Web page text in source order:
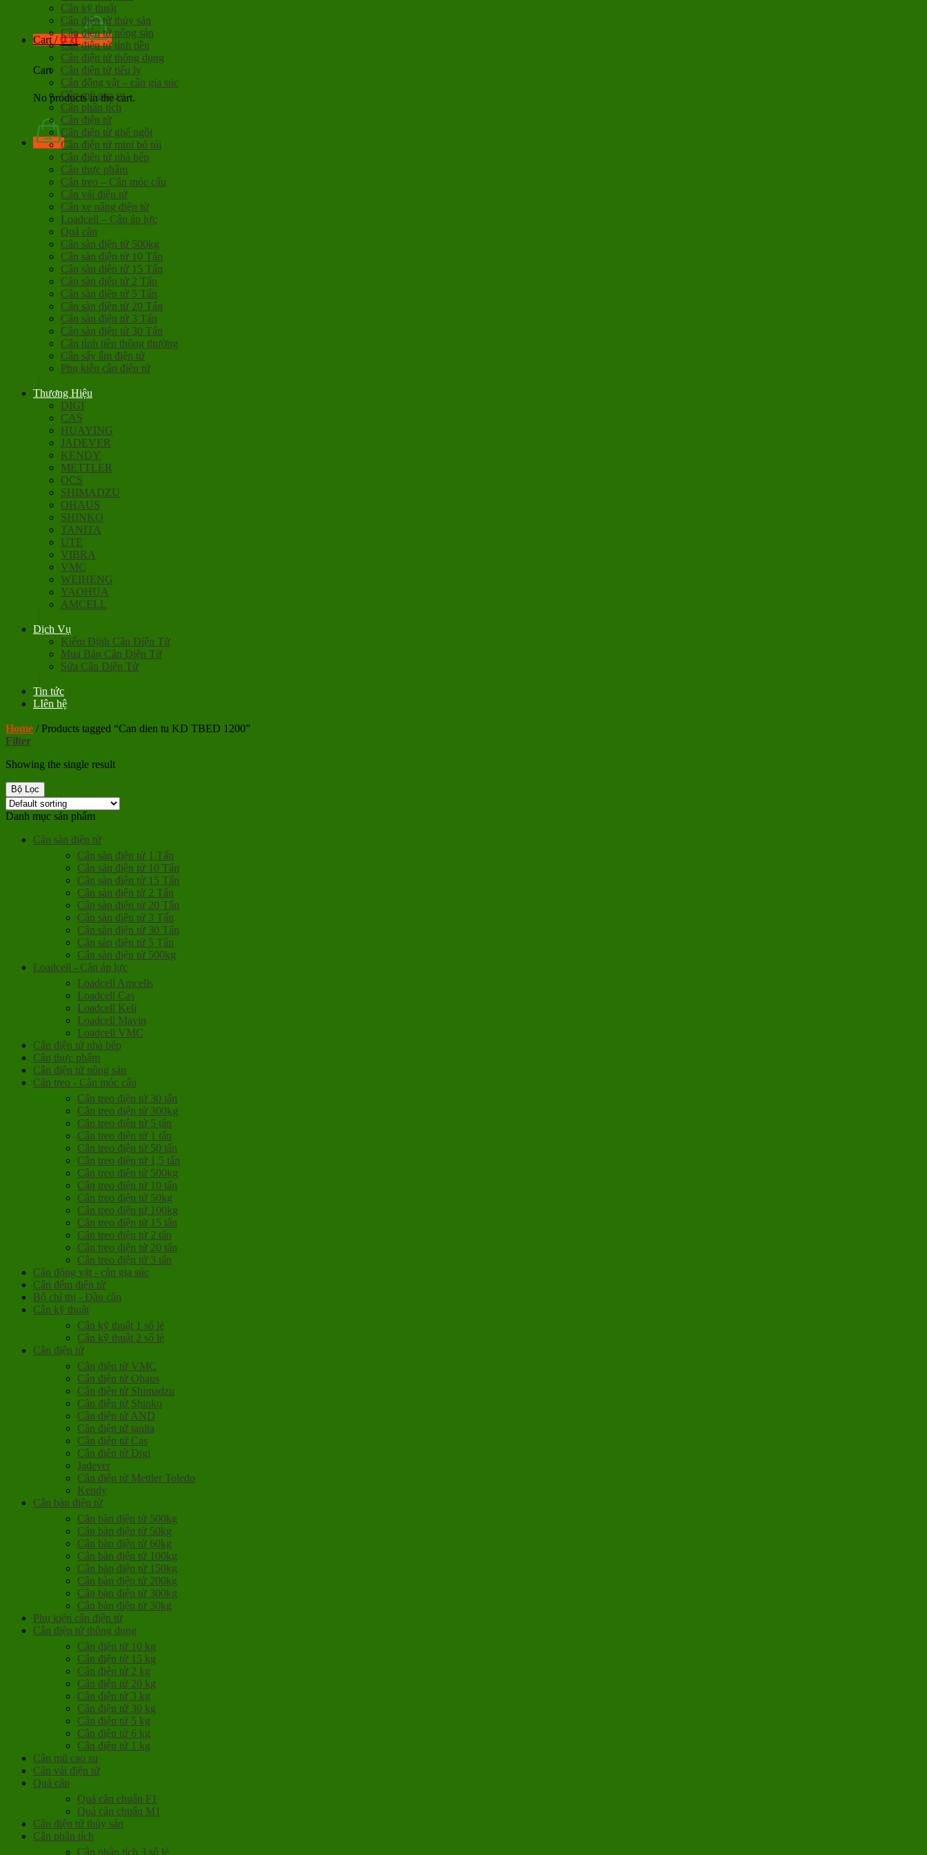
Cart /0đ
Cart
No products in the cart.
Cân kỹ thuật
Cân điện tử thủy sản
Cân điện tử nông sản
Cân điện tử tính tiền
Cân điện tử thông dụng
Cân điện tử tiểu ly
Cân động vật – cân gia súc
Cân mũ cao su
Cân phân tích
Cân điện tử
Cân điện tử ghế ngồi
Cân điện tử mini bỏ túi
Cân điện tử nhà bếp
Cân thực phẩm
Cân treo – Cân móc cẩu
Cân vải điện tử
Cân xe nâng điện tử
Loadcell – Cân áp lực
Quả cân
Cân sàn điện tử 500kg
Cân sàn điện tử 10 Tấn
Cân sàn điện tử 15 Tấn
Cân sàn điện tử 2 Tấn
Cân sàn điện tử 5 Tấn
Cân sàn điện tử 20 Tấn
Cân sàn điện tử 3 Tấn
Cân sàn điện tử 30 Tấn
Cân tính tiền thông thường
Cân sấy ẩm điện tử
Phụ kiện cân điện tử
Thương Hiệu
DIGI
CAS
HUAYING
JADEVER
KENDY
METTLER
OCS
SHIMADZU
OHAUS
SHINKO
TANITA
UTE
VIBRA
VMC
WEIHENG
YAOHUA
AMCELL
Dịch Vụ
Kiểm Định Cân Điện Tử
Mua Bán Cân Điện Tử
Sửa Cân Điện Tử
Tin tức
LIên hệ
Home /Products tagged “Can dien tu KD TBED 1200”
Filter
Showing the single result
Bộ Lọc
Danh mục sản phẩm
Cân sàn điện tử
Cân sàn điện tử 1 Tấn
Cân sàn điện tử 10 Tấn
Cân sàn điện tử 15 Tấn
Cân sàn điện tử 2 Tấn
Cân sàn điện tử 20 Tấn
Cân sàn điện tử 3 Tấn
Cân sàn điện tử 30 Tấn
Cân sàn điện tử 5 Tấn
Cân sàn điện tử 500kg
Loadcell - Cân áp lực
Loadcell Amcells
Loadcell Cas
Loadcell Keli
Loadcell Mavin
Loadcell VMC
Cân điện tử nhà bếp
Cân thực phẩm
Cân điện tử nông sản
Cân treo - Cân móc cẩu
Cân treo điện tử 30 tấn
Cân treo điện tử 300kg
Cân treo điện tử 5 tấn
Cân treo điện tử 1 tấn
Cân treo điện tử 50 tấn
Cân treo điện tử 1,5 tấn
Cân treo điện tử 500kg
Cân treo điện tử 10 tấn
Cân treo điện tử 50kg
Cân treo điện tử 100kg
Cân treo điện tử 15 tấn
Cân treo điện tử 2 tấn
Cân treo điện tử 20 tấn
Cân treo điện tử 3 tấn
Cân động vật - cân gia súc
Cân đếm điện tử
Bộ chỉ thị - Đầu cân
Cân kỹ thuật
Cân kỹ thuật 1 số lẻ
Cân kỹ thuật 2 số lẻ
Cân điện tử
Cân điện tử VMC
Cân điện tử Ohaus
Cân điện tử Shimadzu
Cân điện tử Shinko
Cân điện tử AND
Cân điện tử tanita
Cân điện tử Cas
Cân điện tử Digi
Jadever
Cân điện tử Mettler Toledo
Kendy
Cân bàn điện tử
Cân bàn điện tử 500kg
Cân bàn điện tử 50kg
Cân bàn điện tử 60kg
Cân bàn điện tử 100kg
Cân bàn điện tử 150kg
Cân bàn điện tử 200kg
Cân bàn điện tử 300kg
Cân bàn điện tử 30kg
Phụ kiện cân điện tử
Cân điện tử thông dụng
Cân điện tử 10 kg
Cân điện tử 15 kg
Cân điện tử 2 kg
Cân điện tử 20 kg
Cân điện tử 3 kg
Cân điện tử 30 kg
Cân điện tử 5 kg
Cân điện tử 6 kg
Cân điện tử 1 kg
Cân mũ cao su
Cân vải điện tử
Quả cân
Quả cân chuẩn F1
Quả cân chuẩn M1
Cân điện tử thủy sản
Cân phân tích
Cân phân tích 3 số lẻ